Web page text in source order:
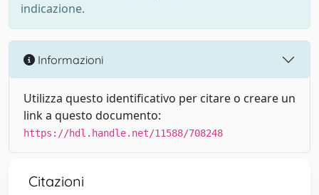
indicazione.
Informazioni
Utilizza questo identificativo per citare o creare un
link a questo documento:
https://hdl.handle.net/11588/708248
Citazioni